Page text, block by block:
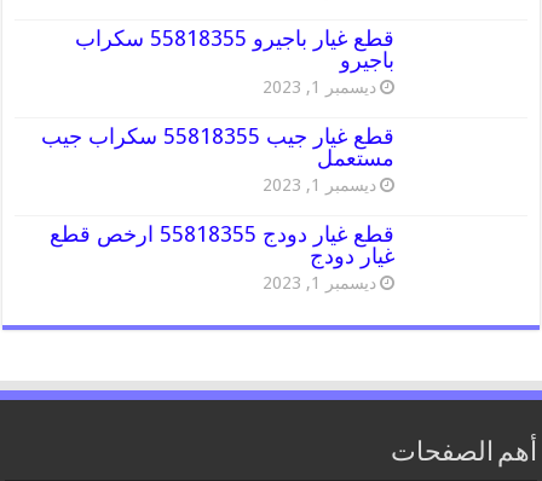
قطع غيار باجيرو 55818355 سكراب
باجيرو
ديسمبر 1, 2023
قطع غيار جيب 55818355 سكراب جيب
مستعمل
ديسمبر 1, 2023
قطع غيار دودج 55818355 ارخص قطع
غيار دودج
ديسمبر 1, 2023
أهم الصفحات